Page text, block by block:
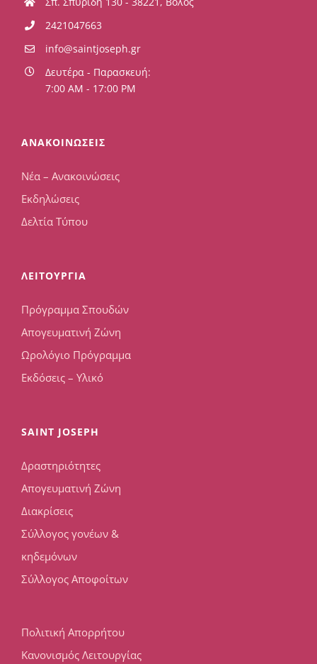
2421047663
info@saintjoseph.gr
Δευτέρα - Παρασκευή:
7:00 AM - 17:00 PM
ΑΝΑΚΟΙΝΩΣΕΙΣ
Νέα – Ανακοινώσεις
Εκδηλώσεις
Δελτία Τύπου
ΛΕΙΤΟΥΡΓΙΑ
Πρόγραμμα Σπουδών
Απογευματινή Ζώνη
Ωρολόγιο Πρόγραμμα
Εκδόσεις – Υλικό
SAINT JOSEPH
Δραστηριότητες
Απογευματινή Ζώνη
Διακρίσεις
Σύλλογος γονέων &
κηδεμόνων
Σύλλογος Αποφοίτων
Πολιτική Απορρήτου
Κανονισμός Λειτουργίας